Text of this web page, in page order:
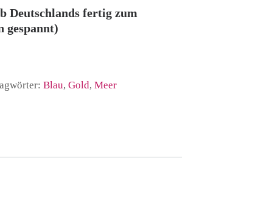
Deutschlands fertig zum
gespannt)
Blau,Gold,Meer